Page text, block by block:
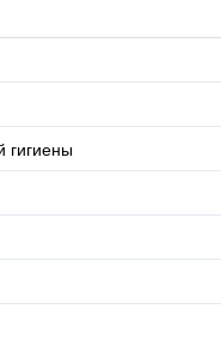
гигиены